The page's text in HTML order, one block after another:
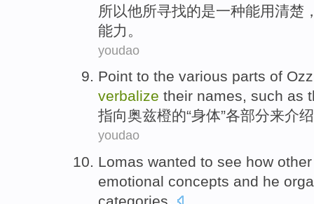
所以他所寻找的是一种能用清楚
能力 。
youdao
Point to the various parts of
verbalize their names, such as
指向奥兹橙的“身体”各部分来介绍
youdao
Lomas wanted to see how other
emotional concepts and he